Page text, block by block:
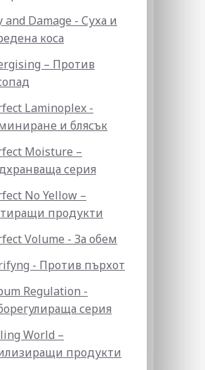
and Damage - Суха и
коса
– Против
Laminoplex -
и блясък
Moisture –
серия
No Yellow –
продукти
Volume - За обем
- Против пърхот
Regulation -
серия
World –
продукти